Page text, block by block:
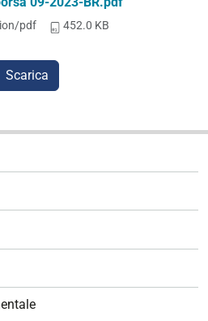
pdf 452.0 KB
Scarica